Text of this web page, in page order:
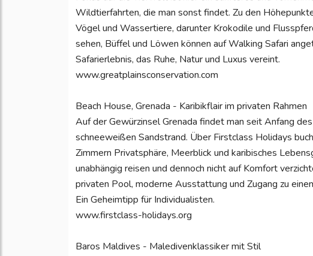
Wildtierfahrten, die man sonst findet. Zu den
Vögel und Wassertiere, darunter Krokodile und
sehen, Büffel und Löwen können auf Walking Safari
Safarierlebnis, das Ruhe, Natur und Luxus vereint.
www.greatplainsconservation.com
Beach House, Grenada - Karibikflair im privaten Rahmen
Auf der Gewürzinsel Grenada findet man seit Anfang
schneeweißen Sandstrand. Über Firstclass Holidays
Zimmern Privatsphäre, Meerblick und karibisches
unabhängig reisen und dennoch nicht auf Komfort
privaten Pool, moderne Ausstattung und Zugang zu
Ein Geheimtipp für Individualisten.
www.firstclass-holidays.org
Baros Maldives - Maledivenklassiker mit Stil